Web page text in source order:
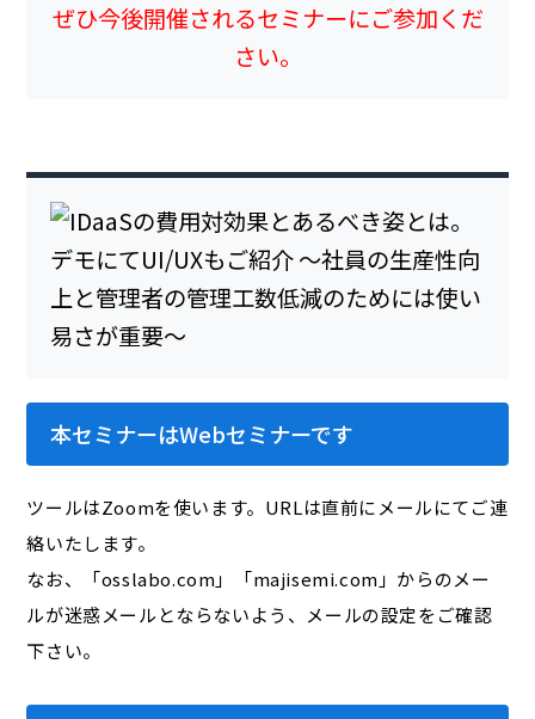
ぜひ今後開催されるセミナーにご参加くだ
さい。
本セミナーはWebセミナーです
ツールはZoomを使います。URLは直前にメールにてご連
絡いたします。
なお、「osslabo.com」「majisemi.com」からのメー
ルが迷惑メールとならないよう、メールの設定をご確認
下さい。